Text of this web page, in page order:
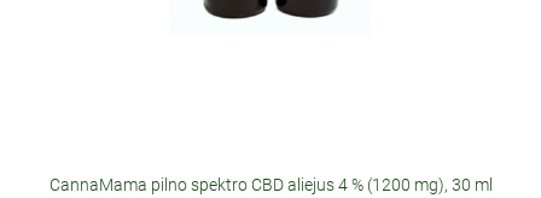
CannaMama pilno spektro CBD aliejus 4 % (1200 mg), 30 ml